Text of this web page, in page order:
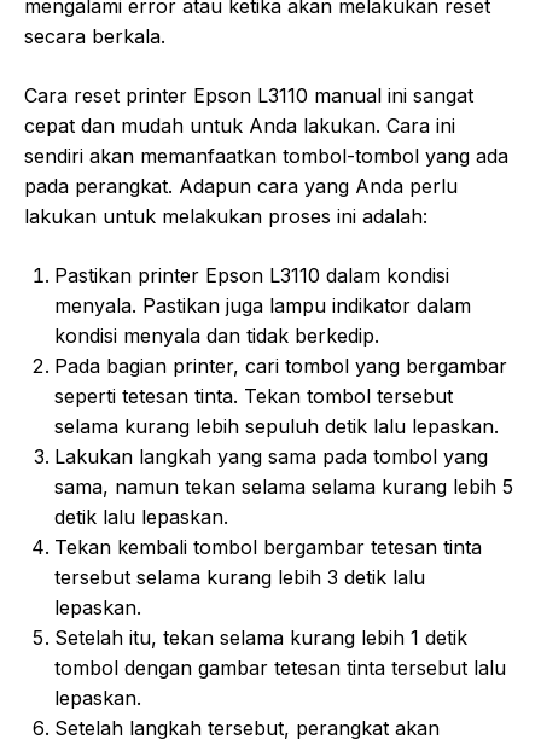
mengalami error atau ketika akan melakukan reset
secara berkala.
Cara reset printer Epson L3110 manual ini sangat
cepat dan mudah untuk Anda lakukan. Cara ini
sendiri akan memanfaatkan tombol-tombol yang ada
pada perangkat. Adapun cara yang Anda perlu
lakukan untuk melakukan proses ini adalah:
Pastikan printer Epson L3110 dalam kondisi
menyala. Pastikan juga lampu indikator dalam
kondisi menyala dan tidak berkedip.
Pada bagian printer, cari tombol yang bergambar
seperti tetesan tinta. Tekan tombol tersebut
selama kurang lebih sepuluh detik lalu lepaskan.
Lakukan langkah yang sama pada tombol yang
sama, namun tekan selama selama kurang lebih 5
detik lalu lepaskan.
Tekan kembali tombol bergambar tetesan tinta
tersebut selama kurang lebih 3 detik lalu
lepaskan.
Setelah itu, tekan selama kurang lebih 1 detik
tombol dengan gambar tetesan tinta tersebut lalu
lepaskan.
Setelah langkah tersebut, perangkat akan